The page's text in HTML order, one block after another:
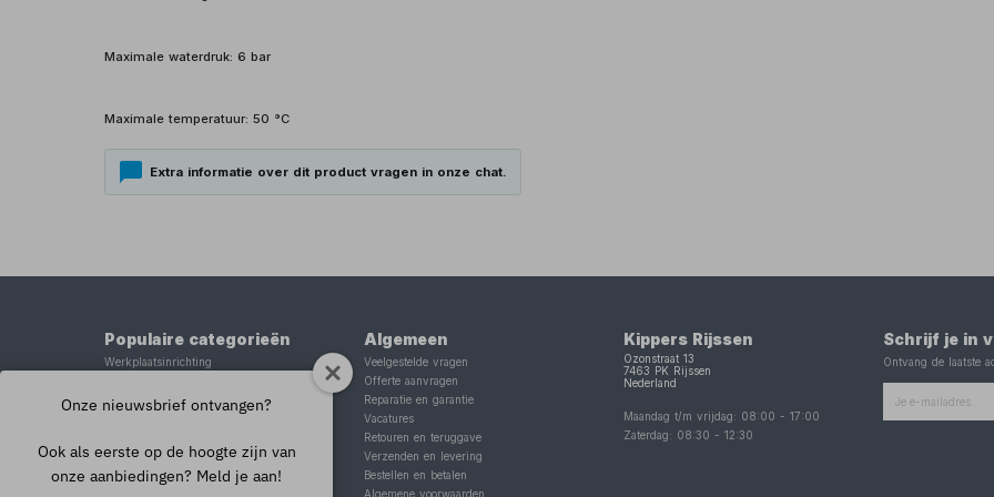
Maximale waterdruk: 6 bar
Maximale temperatuur: 50 °C
Extra informatie over dit product vragen in onze chat.
Populaire categorieën
Werkplaatsinrichting
Tig lasapparaat
Motorlift
Schaarlift
Algemeen
Veelgestelde vragen
Offerte aanvragen
Reparatie en garantie
Vacatures
Retouren en teruggave
Verzenden en levering
Bestellen en betalen
Kippers Rijssen
Ozonstraat 13
7463 PK
Rijssen
Nederland
Maandag t/m vrijdag: 08:00 -17:00
Zaterdag: 08:30 -12:30
Schrijf je in
Ontvang de laatste
Onze nieuwsbrief ontvangen?
Ook als eerste op de hoogte zijn van
onze aanbiedingen? Meld je aan!